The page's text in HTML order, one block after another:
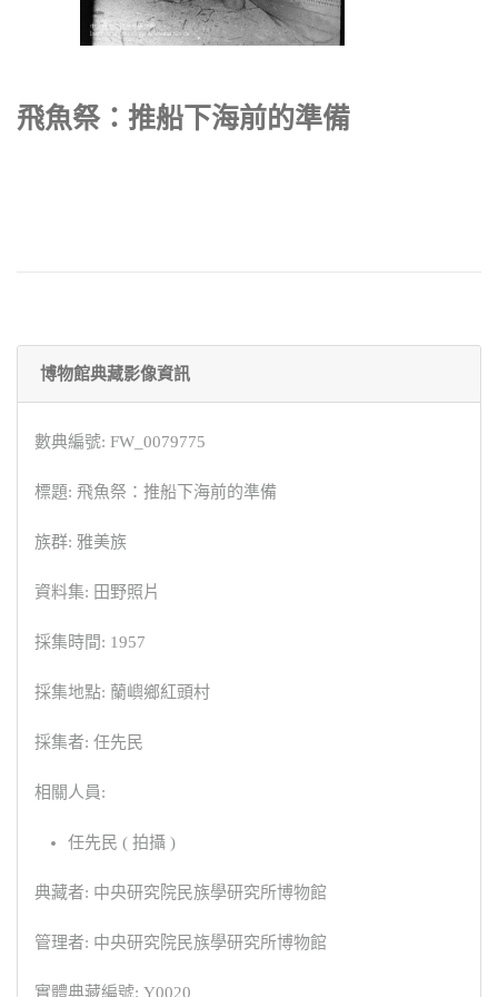
飛魚祭：推船下海前的準備
博物館典藏影像資訊
數典編號: FW_0079775
標題: 飛魚祭：推船下海前的準備
族群: 雅美族
資料集: 田野照片
採集時間: 1957
採集地點: 蘭嶼鄉紅頭村
採集者: 任先民
相關人員:
任先民 ( 拍攝 )
典藏者: 中央研究院民族學研究所博物館
管理者: 中央研究院民族學研究所博物館
實體典藏編號: Y0020